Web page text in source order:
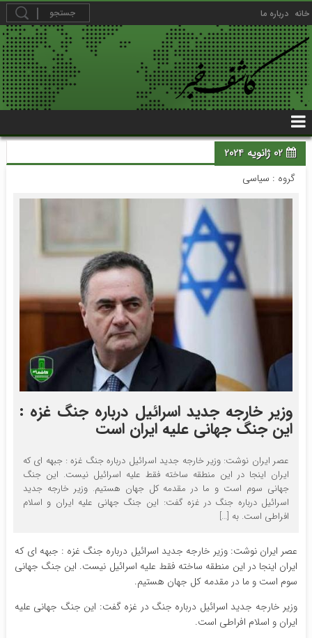
خانه درباره ما
02 ژانویه 2024
گروه : سیاسی
وزیر خارجه جدید اسرائیل درباره جنگ غزه :‌
این جنگ جهانی علیه ایران است
عصر ایران نوشت: وزیر خارجه جدید اسرائیل درباره جنگ غزه :‌ جبهه ای که
ایران اینجا در این منطقه ساخته فقط علیه اسرائیل نیست. این جنگ
جهانی سوم است و ما در مقدمه کل جهان هستیم. وزیر خارجه جدید
اسرائیل درباره جنگ در غزه گفت:‌ این جنگ جهانی علیه ایران و اسلام
افراطی است. به […]
عصر ایران نوشت: وزیر خارجه جدید اسرائیل درباره جنگ غزه :‌ جبهه ای که
ایران اینجا در این منطقه ساخته فقط علیه اسرائیل نیست. این جنگ جهانی
سوم است و ما در مقدمه کل جهان هستیم.
وزیر خارجه جدید اسرائیل درباره جنگ در غزه گفت:‌ این جنگ جهانی علیه
ایران و اسلام افراطی است.